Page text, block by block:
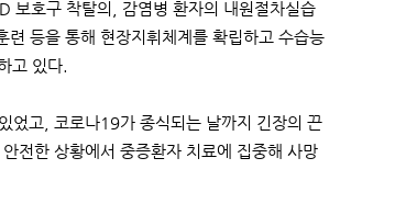
보호구 착탈의, 감염병 환자의 내원절차실습
등을 통해 현장지휘체계를 확립하고 수습능
고 있다.
었고, 코로나19가 종식되는 날까지 긴장의 끈
전한 상황에서 중증환자 치료에 집중해 사망